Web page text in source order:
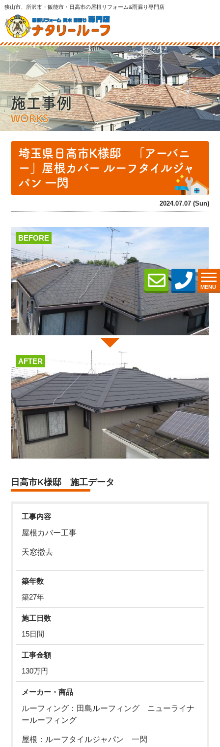
狭山市、所沢市・飯能市・日高市の屋根リフォーム&雨漏り専門店
MENU
施工事例
WORKS
埼玉県日高市K様邸 「アーバニ
ー」屋根カバー ルーフタイルジャ
パン 一閃
2024.07.07 (Sun)
BEFORE
AFTER
日高市K様邸 施工データ
工事内容
屋根カバー工事
天窓撤去
築年数
築27年
施工日数
15日間
工事金額
130万円
メーカー・商品
ルーフィング：田島ルーフィング ニューライナ
ールーフィング
屋根：ルーフタイルジャパン 一閃